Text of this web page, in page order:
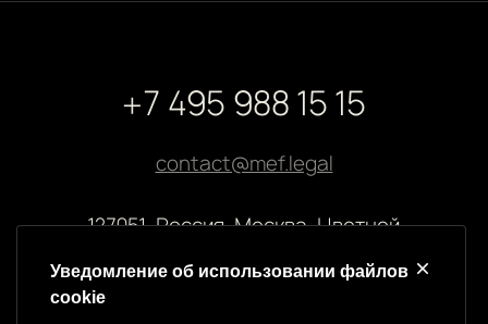
+7 495 988 15 15
contact@mef.legal
127051, Россия, Москва, Цветной
Уведомление об использовании файлов
cookie